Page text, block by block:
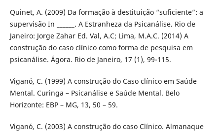
Quinet, A. (2009) Da formação à destituição “suficiente”: a
supervisão In ______. A Estranheza da Psicanálise. Rio de
Janeiro: Jorge Zahar Ed. Val, A.C; Lima, M.A.C. (2014) A
construção do caso clínico como forma de pesquisa em
psicanálise. Ágora. Rio de Janeiro, 17 (1), 99-115.
Viganó, C. (1999) A construção do Caso clínico em Saúde
Mental. Curinga – Psicanálise e Saúde Mental. Belo
Horizonte: EBP – MG, 13, 50 – 59.
Viganó, C. (2003) A construção do caso Clínico. Almanaque